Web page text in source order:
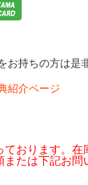
お持ちの方は是
紹介ページ
おります。在
たは下記お問